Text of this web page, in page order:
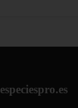
especiespro.es